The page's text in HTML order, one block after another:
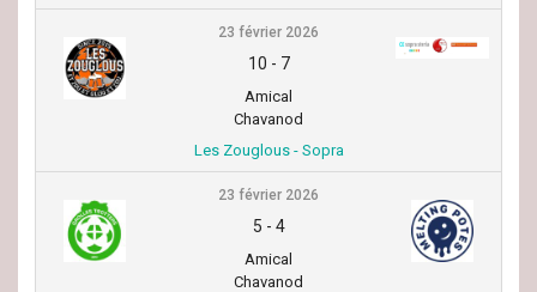
23 février 2026
10 - 7
Amical
Chavanod
Les Zouglous - Sopra
23 février 2026
5 - 4
Amical
Chavanod